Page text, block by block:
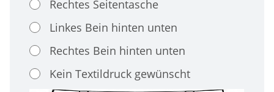
Rechtes Seitentasche
Linkes Bein hinten unten
Rechtes Bein hinten unten
Kein Textildruck gewünscht